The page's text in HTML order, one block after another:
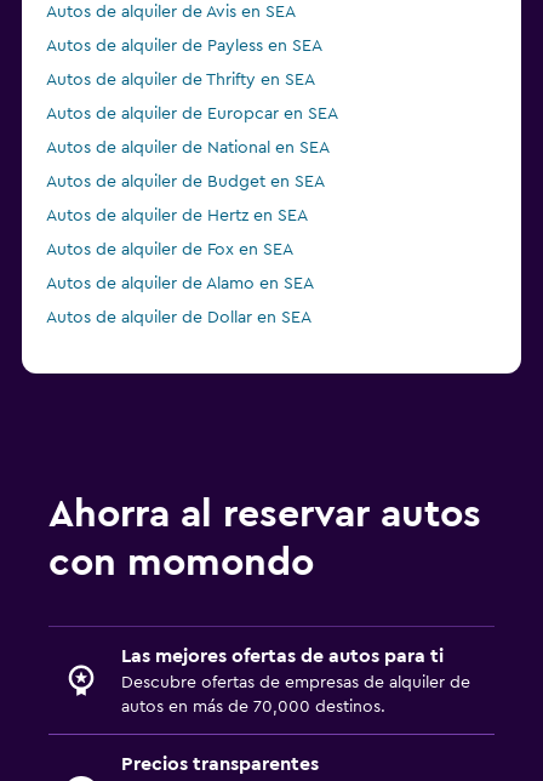
Autos de alquiler de Avis en SEA
Autos de alquiler de Payless en SEA
Autos de alquiler de Thrifty en SEA
Autos de alquiler de Europcar en SEA
Autos de alquiler de National en SEA
Autos de alquiler de Budget en SEA
Autos de alquiler de Hertz en SEA
Autos de alquiler de Fox en SEA
Autos de alquiler de Alamo en SEA
Autos de alquiler de Dollar en SEA
Ahorra al reservar autos
con momondo
Las mejores ofertas de autos para ti
Descubre ofertas de empresas de alquiler de
autos en más de 70,000 destinos.
Precios transparentes